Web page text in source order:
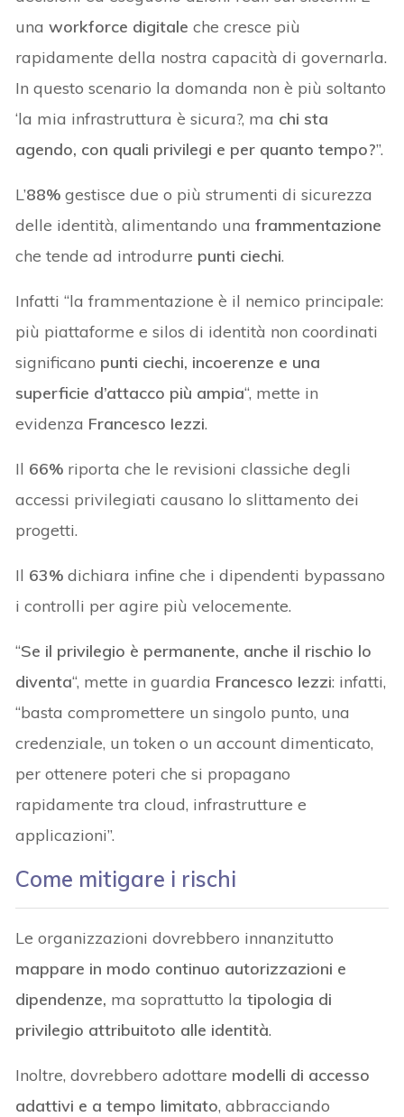
unaworkforce digitale che cresce più
rapidamente della nostra capacità di governarla.
In questo scenario la domanda non è più soltanto
‘la mia infrastruttura è sicura?, ma chi sta
agendo, con quali privilegi e per quanto tempo?”.
L’88% gestisce due o più strumenti di sicurezza
delle identità, alimentando unaframmentazione
che tende ad introdurre punti ciechi.
Infatti “la frammentazione è il nemico principale:
più piattaforme e silos di identità non coordinati
significano punti ciechi, incoerenze e una
superficie d’attacco più ampia“, mette in
evidenza Francesco Iezzi.
Il 66% riporta che le revisioni classiche degli
accessi privilegiati causano lo slittamento dei
progetti.
Il 63% dichiara infine che i dipendenti bypassano
i controlli per agire più velocemente.
“Se il privilegio è permanente, anche il rischio lo
diventa“, mette in guardia Francesco Iezzi: infatti,
“basta compromettere un singolo punto, una
credenziale, un token o un account dimenticato,
per ottenere poteri che si propagano
rapidamente tra cloud, infrastrutture e
applicazioni”.
Come mitigare i rischi
Le organizzazioni dovrebbero innanzitutto
mappare in modo continuo autorizzazioni e
dipendenze, ma soprattutto latipologia di
privilegio attribuitoto alle identità.
Inoltre, dovrebbero adottare modelli di accesso
adattivi e a tempo limitato, abbracciando